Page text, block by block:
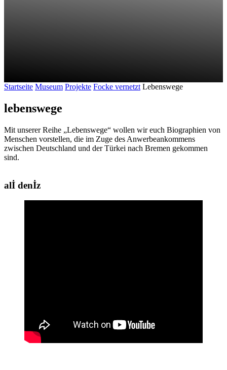
Startseite Museum Projekte Focke vernetzt Lebenswege
lebenswege
Mit unserer Reihe „Lebenswege“ wollen wir euch Biographien von
Menschen vorstellen, die im Zuge des Anwerbeankommens
zwischen Deutschland und der Türkei nach Bremen gekommen
sind.
alİ denİz